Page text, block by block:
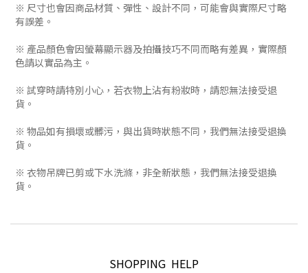
※ 尺寸也會因商品材質、彈性、設計不同，可能會與實際尺寸略
有誤差。
※ 產品顏色會因螢幕顯示器及拍攝技巧不同而略有差異，實際顏
色請以實品為主。
※ 試穿時請特別小心，若衣物上沾有粉妝時，請恕無法接受退
貨。
※ 物品如有損壞或髒污，與出貨時狀態不同，我們無法接受退換
貨。
※ 衣物吊牌已剪或下水洗滌，非全新狀態，我們無法接受退換
貨。
SHOPPING HELP